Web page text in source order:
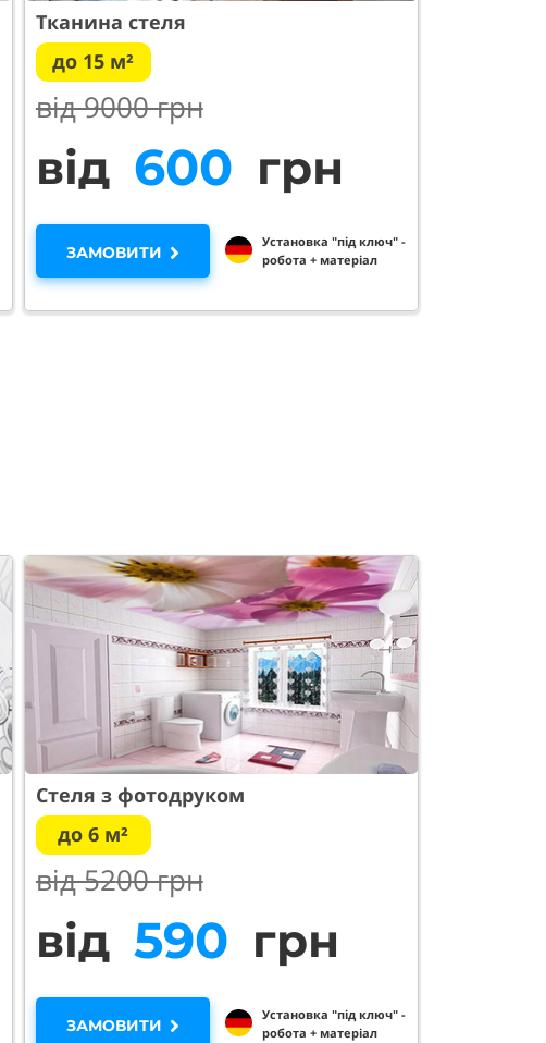
Тканина стеля
до 15 м²
від 9000 грн
від 960 грн
ЗАМОВИТИ
Установка "під ключ" -
робота + матеріал
Стеля з фотодруком
до 6 м²
від 5200 грн
від 960 грн
ЗАМОВИТИ
Установка "під ключ" -
робота + матеріал